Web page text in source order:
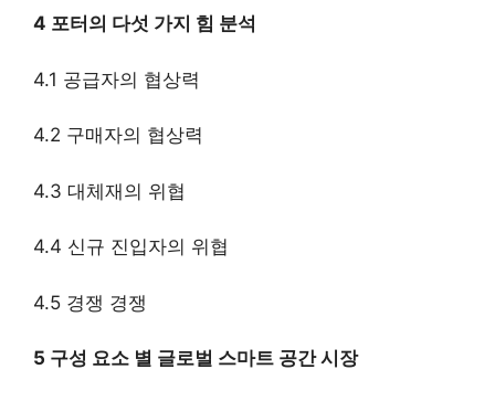
4 포터의 다섯 가지 힘 분석
4.1 공급자의 협상력
4.2 구매자의 협상력
4.3 대체재의 위협
4.4 신규 진입자의 위협
4.5 경쟁 경쟁
5 구성 요소 별 글로벌 스마트 공간 시장